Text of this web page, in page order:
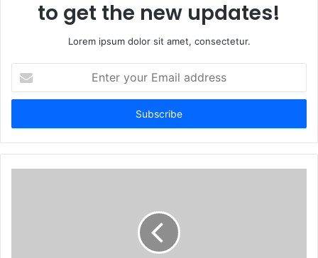
to get the new updates!
Lorem ipsum dolor sit amet, consectetur.
your
Email